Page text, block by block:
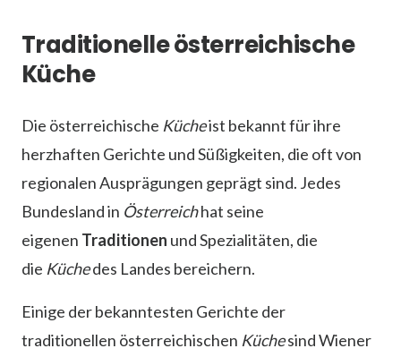
Traditionelle österreichische
Küche
Die österreichische Kücheist bekannt für ihre
herzhaften Gerichte und Süßigkeiten, die oft von
regionalen Ausprägungen geprägt sind. Jedes
Bundesland in Österreichhat seine
eigenen Traditionen und Spezialitäten, die
die Küchedes Landes bereichern.
Einige der bekanntesten Gerichte der
traditionellen österreichischen Küchesind Wiener